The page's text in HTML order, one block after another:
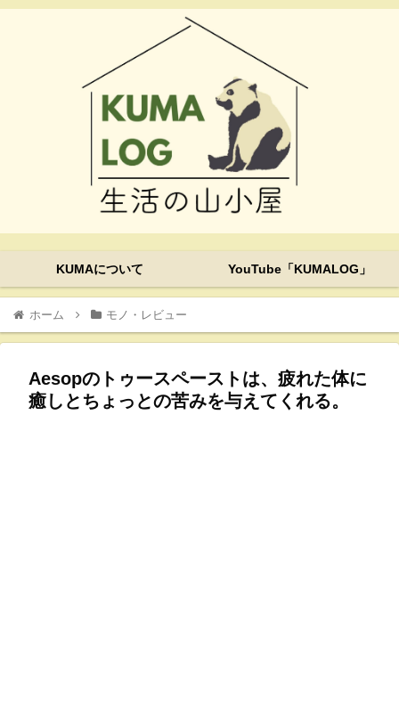
KUMAについて YouTube「KUMALOG」
ホーム モノ・レビュー
Aesopのトゥースペーストは、疲れた体に
癒しとちょっとの苦みを与えてくれる。